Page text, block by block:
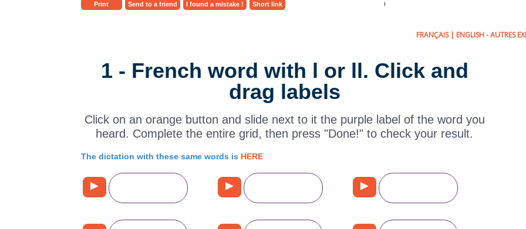
Print Send to a friend I found a mistake ! Short link
FRANÇAIS| ENGLISH- AUTRES
1 - French word with l or ll. Click and
drag labels
Click on an orange button and slide next to it the purple label of the word you
heard. Complete the entire grid, then press "Done!" to check your result.
The dictation with these same words is HERE